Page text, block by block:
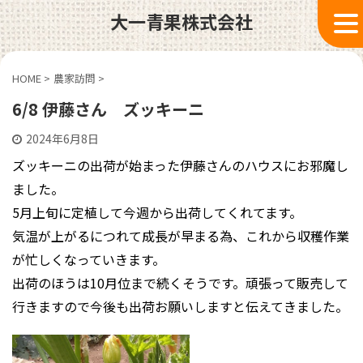
大一青果株式会社
HOME > 農家訪問 >
6/8 伊藤さん ズッキーニ
2024年6月8日
ズッキーニの出荷が始まった伊藤さんのハウスにお邪魔し
ました。
5月上旬に定植して今週から出荷してくれてます。
気温が上がるにつれて成長が早まる為、これから収穫作業
が忙しくなっていきます。
出荷のほうは10月位まで続くそうです。頑張って販売して
行きますので今後も出荷お願いしますと伝えてきました。